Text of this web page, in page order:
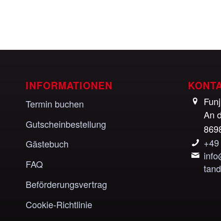
INFORMATIONEN
Termin buchen
Gutscheinbestellung
Gästebuch
FAQ
Beförderungsvertrag
Cookie-Richtlinie
An